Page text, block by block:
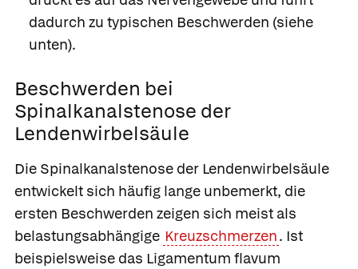
dadurch zu typischen Beschwerden (siehe
unten).
Beschwerden bei
Spinalkanalstenose der
Lendenwirbelsäule
Die Spinalkanalstenose der Lendenwirbelsäule
entwickelt sich häufig lange unbemerkt, die
ersten Beschwerden zeigen sich meist als
belastungsabhängige Kreuzschmerzen. Ist
beispielsweise das Ligamentum flavum